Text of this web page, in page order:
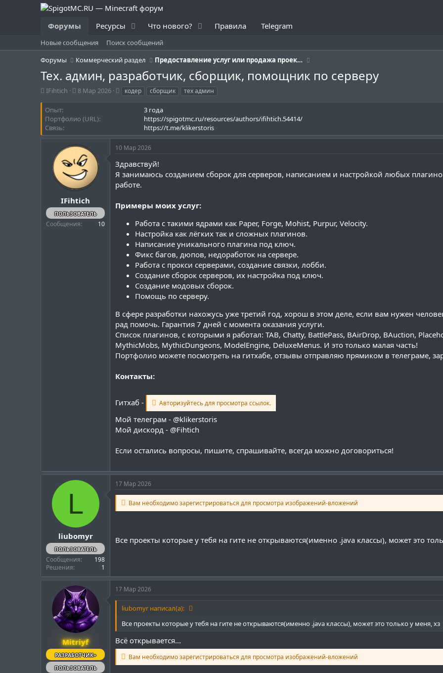
Форумы Ресурсы Что нового? Правила Telegram
Новые сообщения
Поиск сообщений
Форумы
Коммерческий раздел Предоставление услуг или продажа проектов
Тех. админ, разработчик, сборщик, помощник по серверу
А
т
о
р
т
IFihtich
Д
а
а
ч
л
8 Мар 2026
Ткодер сборщик тех админ
Опыт
3 года
Портфолио (URL)
https://spigotmc.ru/resources/authors/ifihtich.54414/
Связь
https://t.me/klikerstoris
IFihtich
ПОЛЬЗОВАТЕЛЬ
Сообщения 10
10 Мар 2026
Здравствуй!
Я занимаюсь созданием сборок для серверов, написанием и настройкой любых
работе.
Примеры моих услуг:
Работа с такими ядрами как Paper, Forge, Mohist, Purpur, Velocity.
Настройка как лёгких так и сложных плагинов.
Написание уникального плагина под ключ.
Фикс багов, дюпов, недоработок на сервере.
Работа с прокси серверами, создание связки, лобби.
Создание сборок серверов, их настройка под ключ.
Создание модовых сборок.
Помощь по серверу.
В сфере разработки нахожусь уже третий год, хорош в этом деле, если вам нужен
рад помочь. Гарантия 7 дней с момента оказания услуги.
Список плагинов, с которыми я работал: TAB, Chatty, BattlePass, BAirDrop, BAuction,
MythicMobs, MythicDungeons, ModelEngine, DeluxeMenus. И это только малая часть!
Портфолио можете посмотреть на гитхабе, отзывы отправляю прямиком в телеграме,
Контакты:
Гитхаб - Авторизуйтесь для просмотра ссылок.
Мой телеграм - @klikerstoris
Мой дискорд - @Fihtich
Если остались вопросы, пишите, спрашивайте, всегда можно договориться!
L
liubomyr
ПОЛЬЗОВАТЕЛЬ
Сообщения
198
Решения
1
17 Мар 2026
Вам необходимо зарегистрироваться для просмотра изображений-вложений
Все проекты которые у тебя на гите не открываются(именно .java классы), может это
Mitriyf
РАЗРАБОТЧИК+
ПОЛЬЗОВАТЕЛЬ
17 Мар 2026
liubomyr написал(а):
Все проекты которые у тебя на гите не открываются(именно .java классы), может это только у меня, хз
Всё открывается...
Вам необходимо зарегистрироваться для просмотра изображений-вложений